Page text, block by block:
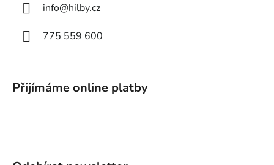
info@hilby.cz
775 559 600
Přijímáme online platby